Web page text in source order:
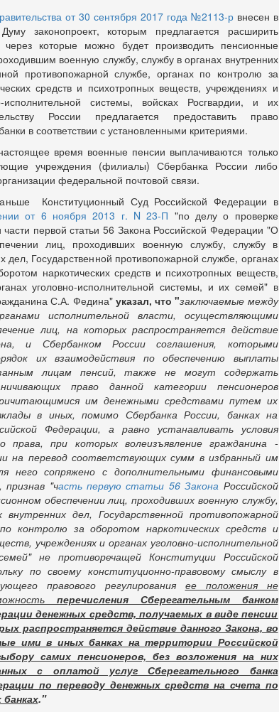
от 30 сентября 2017 года №2113-рвнесен в
Думу законопроект, которым предлагается расширить
через которые можно будет производить пенсионные
военную службу, службу в органах внутренних
противопожарной службе, органах по контролю за
средств и психотропных веществ, учреждениях и
исполнительной системы, войсках Росгвардии, и их
России предлагается предоставить право
в соответствии с установленными критериями.
время военные пенсии выплачиваются только
учреждения (филиалы) Сбербанка России либо
федеральной почтовой связи.
Конституционный Суд Российской Федерации в
от 6 ноября 2013 г. N 23-П "по делу о проверке
части первой статьи 56 Закона Российской Федерации "О
лиц, проходивших военную службу, службу в
дел, Государственной противопожарной службе, органах
наркотических средств и психотропных веществ,
уголовно-исполнительной системы, и их семей" в
С.А. Федина"указал, что "заключаемые между
исполнительной власти, осуществляющими
лиц, на которых распространяется действие
и Сбербанком России соглашения, которыми
их взаимодействия по обеспечению выплаты
лицам пенсий, также не могут содержать
право данной категории пенсионеров
им денежными средствами путем их
в иных, помимо Сбербанка России, банках на
Федерации, а равно устанавливать условия
права, при которых волеизъявление гражданина -
на перевод соответствующих сумм в избранный им
него сопряжено с дополнительными финансовыми
признав "часть первую статьи 56 Закона Российской
обеспечении лиц, проходивших военную службу,
внутренних дел, Государственной противопожарной
контролю за оборотом наркотических средств и
учреждениях и органах уголовно-исполнительной
не противоречащей Конституции Российской
по своему конституционно-правовому смыслу в
правового регулирования ее положения не
перечисления Сберегательным банком
денежных средств, получаемых в виде пенсии
распространяется действие данного Закона, во
ими в иных банках на территории Российской
самих пенсионеров, без возложения на них
с оплатой услуг Сберегательного банка
по переводу денежных средств на счета по
банках."